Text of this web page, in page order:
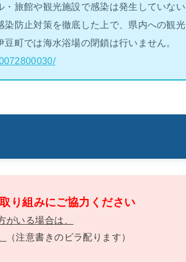
旅館や観光施設で感染は発生していない
防止対策を徹底した上で、県内への観光
町では海水浴場の閉鎖は行いません。
り組みにご協力ください
いる場合は、
（注意書きのビラ配ります）